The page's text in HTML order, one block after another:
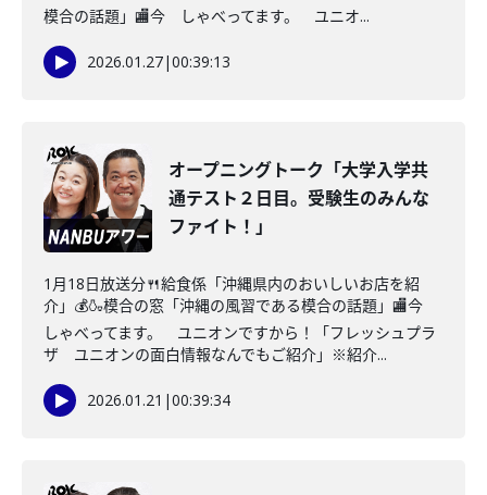
模合の話題」🏬今 しゃべってます。 ユニオ...
2026.01.27|00:39:13
オープニングトーク「大学入学共
通テスト２日目。受験生のみんな
ファイト！」
1月18日放送分🍴給食係「沖縄県内のおいしいお店を紹
介」💰🍶模合の窓「沖縄の風習である模合の話題」🏬今
しゃべってます。 ユニオンですから！「フレッシュプラ
ザ ユニオンの面白情報なんでもご紹介」※紹介...
2026.01.21 |00:39:34